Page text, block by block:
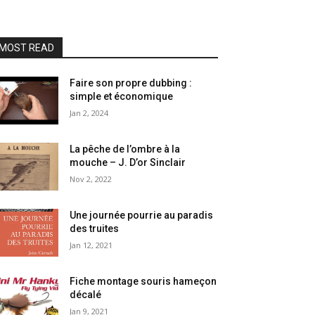
MOST READ
Faire son propre dubbing :
simple et économique
Jan 2, 2024
La pêche de l’ombre à la
mouche – J. D’or Sinclair
Nov 2, 2022
Une journée pourrie au paradis
des truites
Jan 12, 2021
Fiche montage souris hameçon
décalé
Jan 9, 2021